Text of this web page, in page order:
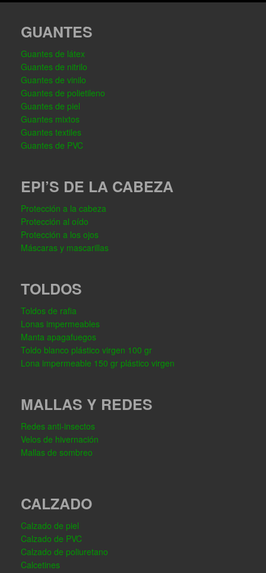
GUANTES
Guantes de látex
Guantes de nitrilo
Guantes de vinilo
Guantes de polietileno
Guantes de piel
Guantes mixtos
Guantes textiles
Guantes de PVC
EPI’S DE LA CABEZA
Protección a la cabeza
Protección al oído
Protección a los ojos
Máscaras y mascarillas
TOLDOS
Toldos de rafia
Lonas impermeables
Manta apagafuegos
Toldo blanco plástico virgen 100 gr
Lona impermeable 150 gr plástico virgen
MALLAS Y REDES
Redes anti-insectos
Velos de hivernación
Mallas de sombreo
CALZADO
Calzado de piel
Calzado de PVC
Calzado de poliuretano
Calcetines